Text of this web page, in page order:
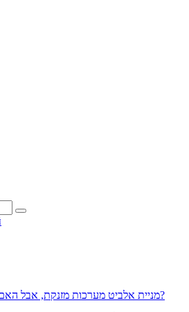
מניית אלביט מערכות מזנקת, אבל האם היא עדיין הזדמנות השקעה?